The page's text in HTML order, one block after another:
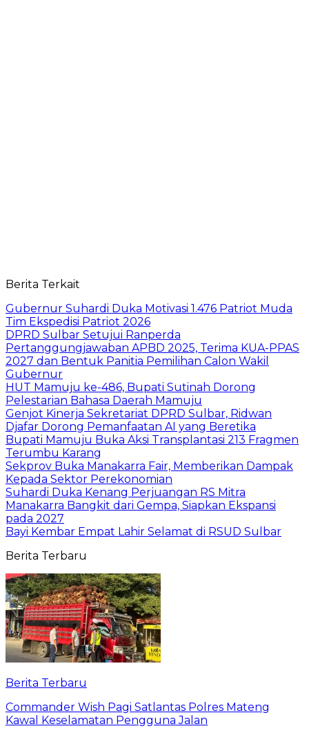
Berita Terkait
Gubernur Suhardi Duka Motivasi 1.476 Patriot Muda
Tim Ekspedisi Patriot 2026
DPRD Sulbar Setujui Ranperda
Pertanggungjawaban APBD 2025, Terima KUA-PPAS
2027 dan Bentuk Panitia Pemilihan Calon Wakil
Gubernur
HUT Mamuju ke-486, Bupati Sutinah Dorong
Pelestarian Bahasa Daerah Mamuju
Genjot Kinerja Sekretariat DPRD Sulbar, Ridwan
Djafar Dorong Pemanfaatan AI yang Beretika
Bupati Mamuju Buka Aksi Transplantasi 213 Fragmen
Terumbu Karang
Sekprov Buka Manakarra Fair, Memberikan Dampak
Kepada Sektor Perekonomian
Suhardi Duka Kenang Perjuangan RS Mitra
Manakarra Bangkit dari Gempa, Siapkan Ekspansi
pada 2027
Bayi Kembar Empat Lahir Selamat di RSUD Sulbar
Berita Terbaru
Berita Terbaru
Commander Wish Pagi Satlantas Polres Mateng
Kawal Keselamatan Pengguna Jalan